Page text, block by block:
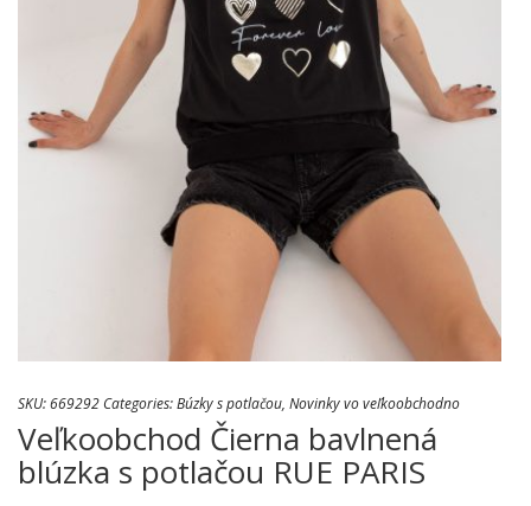
SKU:669292 Categories:Búzky s potlačou, Novinky vo veľkoobchodno
Veľkoobchod Čierna bavlnená
blúzka s potlačou RUE PARIS